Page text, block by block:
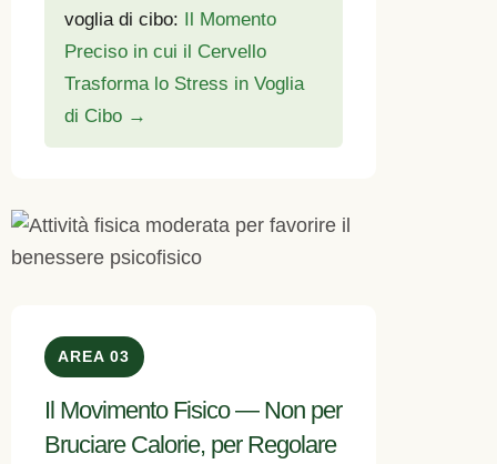
voglia di cibo:
Il Momento
Preciso in cui il Cervello
Trasforma lo Stress in Voglia
di Cibo →
AREA 03
Il Movimento Fisico — Non per
Bruciare Calorie, per Regolare